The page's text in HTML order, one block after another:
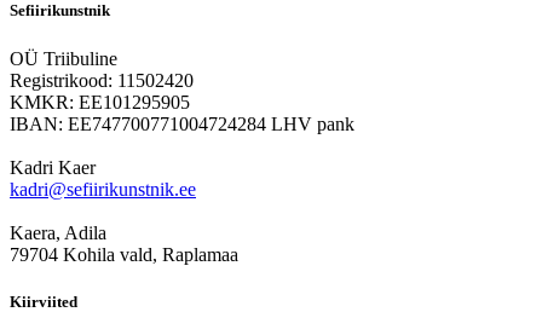
Sefiirikunstnik
OÜ Triibuline
Registrikood: 11502420
KMKR: EE101295905
IBAN: EE747700771004724284 LHV pank
Kadri Kaer
kadri@sefiirikunstnik.ee
Kaera, Adila
79704 Kohila vald, Raplamaa
Kiirviited